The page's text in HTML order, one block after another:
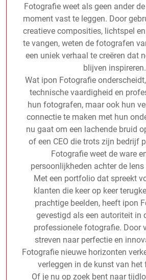
Fotografie weet als geen ander
moment vast te leggen. Door
creatieve composities, lichtspel
te vangen, weten de fotografen
een uniek verhaal te creëren dat
blijven inspireren.
Wat ipon Fotografie
technische vaardigheid en
hun fotografen, maar ook hun
connectie te maken met hun
nu gaat om een lachende bruid
of een CEO die trots zijn bedrijf
Fotografie weet de ware
persoonlijkheden achter de
Met een portfolio dat spreekt
klanten die keer op keer
prachtige beelden, heeft ipon
gevestigd als een autoriteit in
professionele fotografie. Door
streven naar perfectie en
Fotografie nieuwe horizonten
verleggen in de kunst van het
Of je nu op zoek bent naar